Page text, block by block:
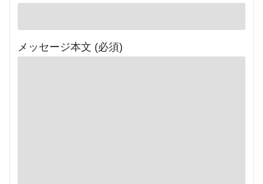
メッセージ本文 (必須)